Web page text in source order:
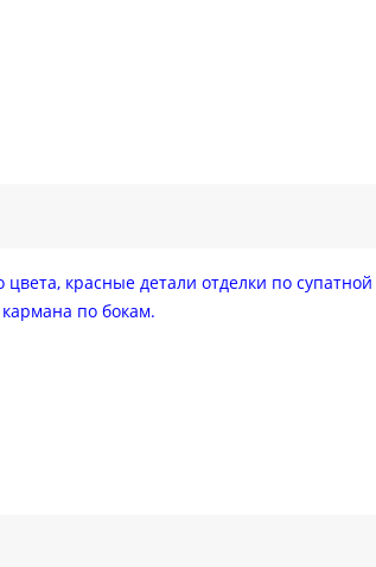
красные детали отделки по
по бокам.